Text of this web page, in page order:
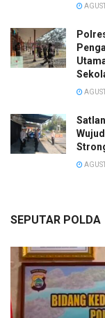
SEPUTAR POLDA